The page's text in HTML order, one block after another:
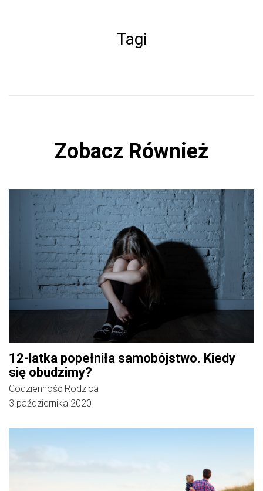
Tagi
Zobacz Również
12-latka popełniła samobójstwo. Kiedy
się obudzimy?
Codzienność Rodzica
3 października 2020